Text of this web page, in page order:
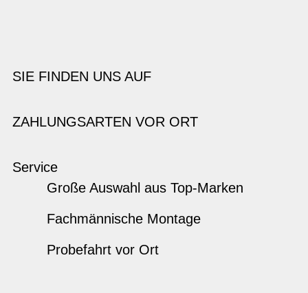
SIE FINDEN UNS AUF
ZAHLUNGSARTEN VOR ORT
Service
Große Auswahl aus Top-Marken
Fachmännische Montage
Probefahrt vor Ort